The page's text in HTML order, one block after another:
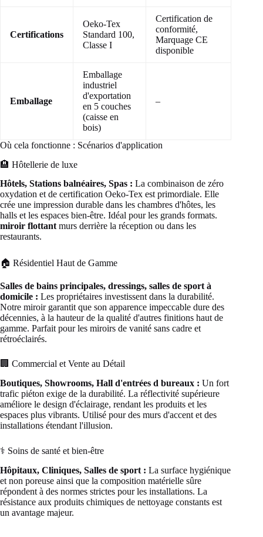
Certifications
Oeko-Tex
Standard 100,
Classe I
Certification de
conformité,
Marquage CE
disponible
Emballage
Emballage
industriel
d'exportation
en 5 couches
(caisse en
bois)
–
Où cela fonctionne : Scénarios d'application
🏨 Hôtellerie de luxe
Hôtels, Stations balnéaires, Spas : La combinaison de zéro
oxydation et de certification Oeko-Tex est primordiale. Elle
crée une impression durable dans les chambres d'hôtes, les
halls et les espaces bien-être. Idéal pour les grands formats.
miroir flottant murs derrière la réception ou dans les
restaurants.
🏠 Résidentiel Haut de Gamme
Salles de bains principales, dressings, salles de sport à
domicile : Les propriétaires investissent dans la durabilité.
Notre miroir garantit que son apparence impeccable dure des
décennies, à la hauteur de la qualité d'autres finitions haut de
gamme. Parfait pour les miroirs de vanité sans cadre et
rétroéclairés.
🏢 Commercial et Vente au Détail
Boutiques, Showrooms, Hall d'entrées d bureaux : Un fort
trafic piéton exige de la durabilité. La réflectivité supérieure
améliore le design d'éclairage, rendant les produits et les
espaces plus vibrants. Utilisé pour des murs d'accent et des
installations étendant l'illusion.
⚕️ Soins de santé et bien-être
Hôpitaux, Cliniques, Salles de sport : La surface hygiénique
et non poreuse ainsi que la composition matérielle sûre
répondent à des normes strictes pour les installations. La
résistance aux produits chimiques de nettoyage constants est
un avantage majeur.